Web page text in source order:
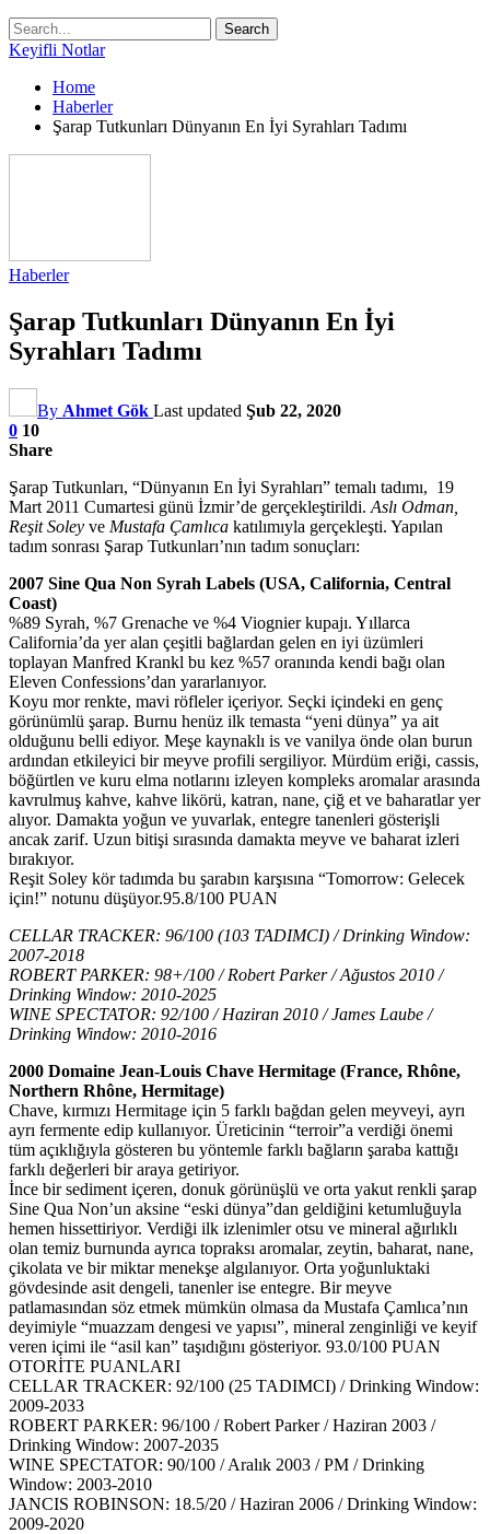
Keyifli Notlar
Home
Haberler
Şarap Tutkunları Dünyanın En İyi Syrahları Tadımı
Haberler
Şarap Tutkunları Dünyanın En İyi
Syrahları Tadımı
By Ahmet Gök Last updated Şub 22, 2020
0 10
Share
Şarap Tutkunları, “Dünyanın En İyi Syrahları” temalı tadımı, 19
Mart 2011 Cumartesi günü İzmir’de gerçekleştirildi. Aslı Odman,
Reşit Soley ve Mustafa Çamlıca katılımıyla gerçekleşti. Yapılan
tadım sonrası Şarap Tutkunları’nın tadım sonuçları:
2007 Sine Qua Non Syrah Labels (USA, California, Central
Coast)
%89 Syrah, %7 Grenache ve %4 Viognier kupajı. Yıllarca
California’da yer alan çeşitli bağlardan gelen en iyi üzümleri
toplayan Manfred Krankl bu kez %57 oranında kendi bağı olan
Eleven Confessions’dan yararlanıyor.
Koyu mor renkte, mavi röfleler içeriyor. Seçki içindeki en genç
görünümlü şarap. Burnu henüz ilk temasta “yeni dünya” ya ait
olduğunu belli ediyor. Meşe kaynaklı is ve vanilya önde olan burun
ardından etkileyici bir meyve profili sergiliyor. Mürdüm eriği, cassis,
böğürtlen ve kuru elma notlarını izleyen kompleks aromalar arasında
kavrulmuş kahve, kahve likörü, katran, nane, çiğ et ve baharatlar yer
alıyor. Damakta yoğun ve yuvarlak, entegre tanenleri gösterişli
ancak zarif. Uzun bitişi sırasında damakta meyve ve baharat izleri
bırakıyor.
Reşit Soley kör tadımda bu şarabın karşısına “Tomorrow: Gelecek
için!” notunu düşüyor.95.8/100 PUAN
CELLAR TRACKER: 96/100 (103 TADIMCI) / Drinking Window:
2007-2018
ROBERT PARKER: 98+/100 / Robert Parker / Ağustos 2010 /
Drinking Window: 2010-2025
WINE SPECTATOR: 92/100 / Haziran 2010 / James Laube /
Drinking Window: 2010-2016
2000 Domaine Jean-Louis Chave Hermitage (France, Rhône,
Northern Rhône, Hermitage)
Chave, kırmızı Hermitage için 5 farklı bağdan gelen meyveyi, ayrı
ayrı fermente edip kullanıyor. Üreticinin “terroir”a verdiği önemi
tüm açıklığıyla gösteren bu yöntemle farklı bağların şaraba kattığı
farklı değerleri bir araya getiriyor.
İnce bir sediment içeren, donuk görünüşlü ve orta yakut renkli şarap
Sine Qua Non’un aksine “eski dünya”dan geldiğini ketumluğuyla
hemen hissettiriyor. Verdiği ilk izlenimler otsu ve mineral ağırlıklı
olan temiz burnunda ayrıca topraksı aromalar, zeytin, baharat, nane,
çikolata ve bir miktar menekşe algılanıyor. Orta yoğunluktaki
gövdesinde asit dengeli, tanenler ise entegre. Bir meyve
patlamasından söz etmek mümkün olmasa da Mustafa Çamlıca’nın
deyimiyle “muazzam dengesi ve yapısı”, mineral zenginliği ve keyif
veren içimi ile “asil kan” taşıdığını gösteriyor. 93.0/100 PUAN
OTORİTE PUANLARI
CELLAR TRACKER: 92/100 (25 TADIMCI) / Drinking Window:
2009-2033
ROBERT PARKER: 96/100 / Robert Parker / Haziran 2003 /
Drinking Window: 2007-2035
WINE SPECTATOR: 90/100 / Aralık 2003 / PM / Drinking
Window: 2003-2010
JANCIS ROBINSON: 18.5/20 / Haziran 2006 / Drinking Window:
2009-2020